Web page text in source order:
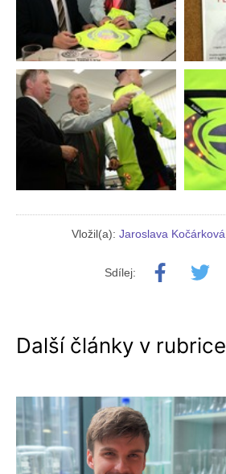
Vložil(a): Jaroslava Kočárková
Sdílej:
Další články v rubrice